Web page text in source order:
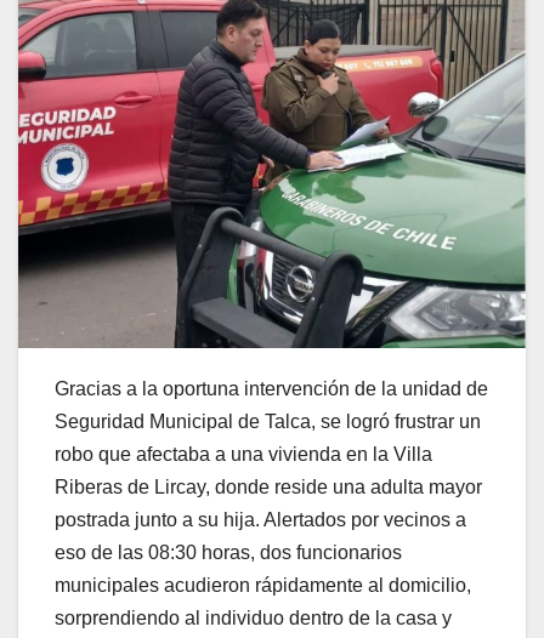
Gracias a la oportuna intervención de la unidad de
Seguridad Municipal de Talca, se logró frustrar un
robo que afectaba a una vivienda en la Villa
Riberas de Lircay, donde reside una adulta mayor
postrada junto a su hija. Alertados por vecinos a
eso de las 08:30 horas, dos funcionarios
municipales acudieron rápidamente al domicilio,
sorprendiendo al individuo dentro de la casa y